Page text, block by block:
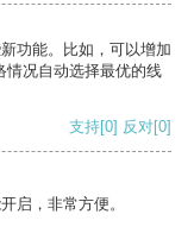
功能。比如，可以增加
情况自动选择最优的线
支持[0] 反对[0]
启，非常方便。